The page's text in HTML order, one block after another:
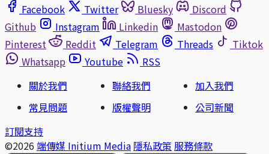
Facebook
Twitter Bluesky
Discord
Github
Instagram Linkedin
Mastodon
Pinterest
Reddit Telegram Threads
Tiktok
Whatsapp
Youtube
RSS
關於我們
聯絡我們
加入我們
常見問題
版權聲明
公司新聞
訂閱支持
©2026 端傳媒 Initium Media 隱私政策 服務條款